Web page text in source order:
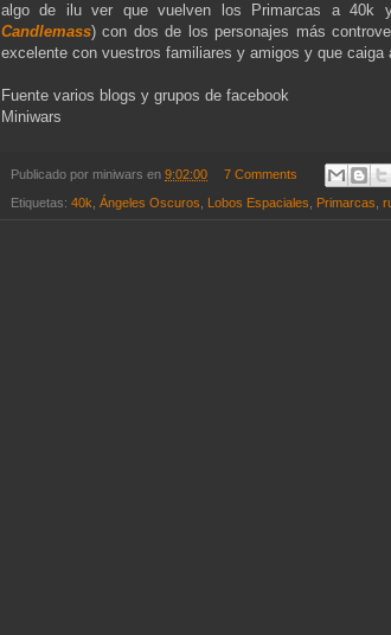
algo de ilu ver que vuelven los Primarcas a 40k
Candlemass) con dos de los personajes más
excelente con vuestros familiares y amigos y que caiga
Fuente varios blogs y grupos de facebook
Miniwars
Publicado por miniwars en 9:02:00 7 Comments
Etiquetas: 40k, Ángeles Oscuros, Lobos Espaciales, Primarcas,